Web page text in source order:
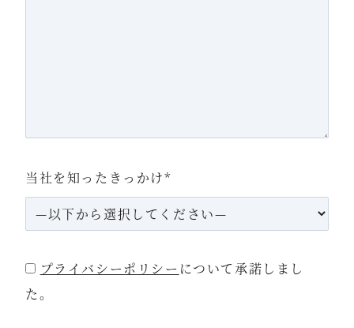
当社を知ったきっかけ*
プライバシーポリシー について承諾しまし
た。